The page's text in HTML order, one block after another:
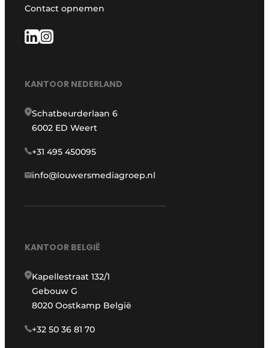
Contact opnemen
KANTOOR NEDERLAND
Schatbeurderlaan 6
6002 ED Weert
+31 495 450095
info@louwersmediagroep.nl
KANTOOR BELGIË
Kapellestraat 132/1
Gebouw G
8020 Oostkamp België
+32 50 36 81 70